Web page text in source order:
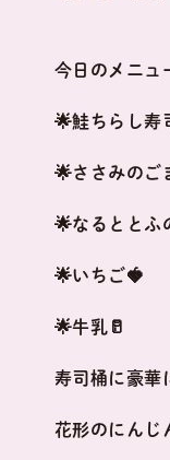
今日のメニュ
🌟鮭ちらし寿
🌟ささみのご
🌟なるととふ
🌟いちご🍓
🌟牛乳🥛
寿司桶に豪華
花形のにんじ